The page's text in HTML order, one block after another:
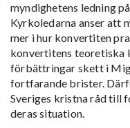
myndighetens ledning
Kyrkoledarna anser att
mer i hur konvertiten
konvertitens teoretiska
förbättringar skett i
fortfarande brister.
Sveriges kristna råd till
deras situation.